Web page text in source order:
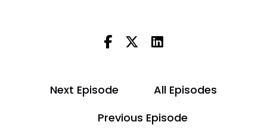
Next Episode
All Episodes
Previous Episode